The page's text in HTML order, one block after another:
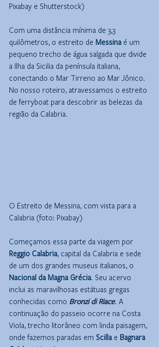
Pixabay e Shutterstock)
Com uma distância mínima de 3,3
quilômetros, o estreito de Messina é um
pequeno trecho de água salgada que divide
a Ilha da Sicilia da península italiana,
conectando o Mar Tirreno ao Mar Jônico.
No nosso roteiro, atravessamos o estreito
de ferryboat para descobrir as belezas da
região da Calabria.
O Estreito de Messina, com vista para a
Calabria (foto: Pixabay)
Começamos essa parte da viagem por
Reggio Calabria, capital da Calabria e sede
de um dos grandes museus italianos, o
Nacional da Magna Grécia. Seu acervo
inclui as maravilhosas estátuas gregas
conhecidas como Bronzi di Riace. A
continuação do passeio ocorre na Costa
Viola, trecho litorâneo com linda paisagem,
onde fazemos paradas em Scilla e Bagnara